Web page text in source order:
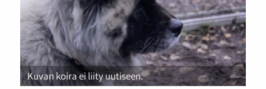
Kuvan koira ei liity uutiseen.